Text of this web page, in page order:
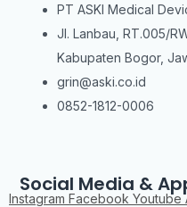
PT ASKI Medical
Jl. Lanbau, RT.005/
Kabupaten Bogor,
grin@aski.co.id
0852-1812-0006
Social Media &
Instagram Facebook Youtube